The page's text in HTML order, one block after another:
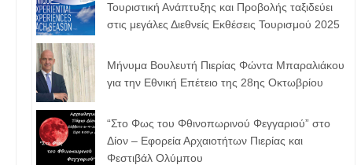
Τουριστική Ανάπτυξης και Προβολής ταξιδεύει
στις μεγάλες Διεθνείς Εκθέσεις Τουρισμού 2025
Μήνυμα Βουλευτή Πιερίας Φώντα Μπαραλιάκου
για την Εθνική Επέτειο της 28ης Οκτωβρίου
“Στο Φως του Φθινοπωρινού Φεγγαριού” στο
Δίον – Εφορεία Αρχαιοτήτων Πιερίας και
Φεστιβάλ Ολύμπου